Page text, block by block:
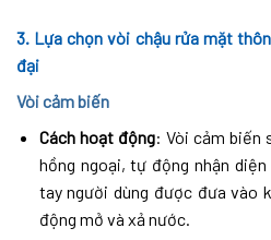
3. Lựa chọn vòi chậu rửa mặt
đại
Vòi cảm biến
Cách hoạt động: Vòi cảm biến
hồng ngoại, tự động nhận
tay người dùng được đưa vào
động mở và xả nước.